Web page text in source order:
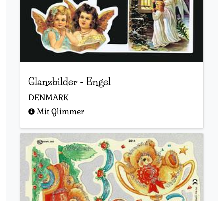
Glanzbilder - Engel
DENMARK
Mit Glimmer